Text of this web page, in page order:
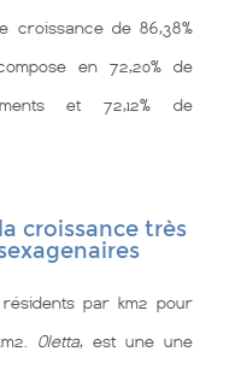
croissance de 86,38%
en 72,20% de
et 72,12% de
croissance très
par km2 pour
Oletta, est une une